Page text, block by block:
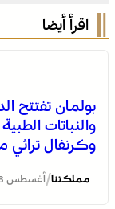
اقرأ أيضا
بولمان تفتتح
والنباتات
وكرنفال تراثي
مملكتنا/ أغسطس 8, 2026